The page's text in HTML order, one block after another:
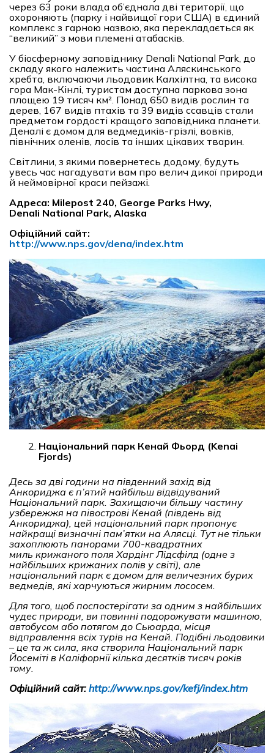
через 63 роки влада об’єднала дві території, що
охороняють (парку і найвищої гори США) в єдиний
комплекс з гарною назвою, яка перекладається як
“великий” з мови племені атабасків.
У біосферному заповіднику Denali National Park, до
складу якого належить частина Аляскинського
хребта, включаючи льодовик Калхілтна, та висока
гора Мак-Кінлі, туристам доступна паркова зона
площею 19 тисяч км². Понад 650 видів рослин та
дерев, 167 видів птахів та 39 видів ссавців стали
предметом гордості кращого заповідника планети.
Деналі є домом для ведмедиків-грізлі, вовків,
північних оленів, лосів та інших цікавих тварин.
Світлини, з якими повернетесь додому, будуть
увесь час нагадувати вам про велич дикої природи
й неймовірної краси пейзажі.
Адреса: Milepost 240, George Parks Hwy,
Denali National Park, Alaska
Офіційний сайт:
http://www.nps.gov/dena/index.htm
Національний парк Кенай Фьорд (Kenai
Fjords)
Десь за дві години на південний захід від
Анкориджа є п’ятий найбільш відвідуваний
Національний парк. Захищаючи більшу частину
узбережжя на півострові Кенай (південь від
Анкориджа), цей національний парк пропонує
найкращі визначні пам’ятки на Алясці. Тут не тільки
захоплюють панорами 700-квадратних
миль крижаного поля Хардінг Лідсфілд (одне з
найбільших крижаних полів у світі), але
національний парк є домом для величезних бурих
ведмедів, які харчуються жирним лососем.
Для того, щоб поспостерігати за одним з найбільших
чудес природи, ви повинні подорожувати машиною,
автобусом або потягом до Сьюарда, місця
відправлення всіх турів на Кенай. Подібні льодовики
– це та ж сила, яка створила Національний парк
Йосеміті в Каліфорнії кілька десятків тисяч років
тому.
Офіційний сайт: http://www.nps.gov/kefj/index.htm